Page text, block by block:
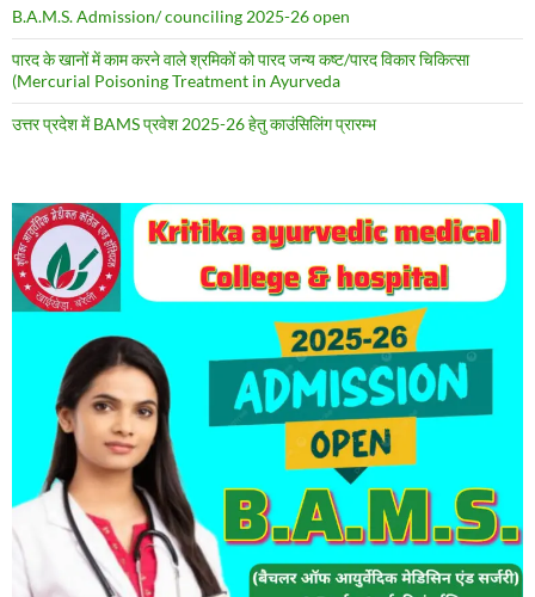
B.A.M.S. Admission/ counciling 2025-26 open
पारद के खानों में काम करने वाले श्रमिकों को पारद जन्य कष्ट/पारद विकार चिकित्सा
(Mercurial Poisoning Treatment in Ayurveda
उत्तर प्रदेश में BAMS प्रवेश 2025-26 हेतु काउंसिलिंग प्रारम्भ